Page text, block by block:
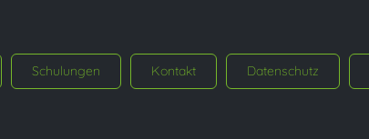
Schulungen Kontakt Datenschutz